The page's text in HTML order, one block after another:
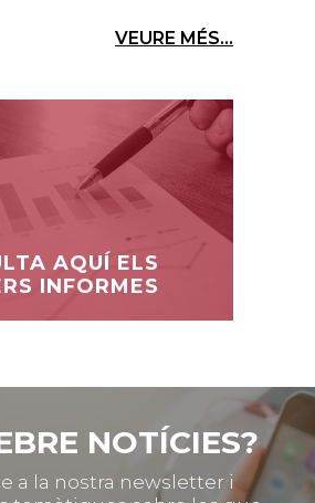
VEURE MÉS...
AQUÍ ELS
INFORMES
NOTÍCIES?
a la nostra newsletter i